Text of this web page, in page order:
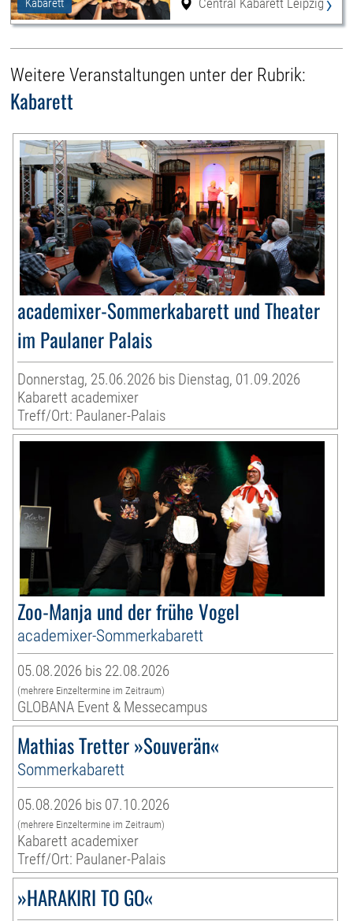
Kabarett Central Kabarett Leipzig
Weitere Veranstaltungen unter der Rubrik:
Kabarett
academixer-Sommerkabarett und Theater
im Paulaner Palais
Donnerstag, 25.06.2026 bis Dienstag, 01.09.2026
Kabarett academixer
Treff/Ort: Paulaner-Palais
Zoo-Manja und der frühe Vogel
academixer-Sommerkabarett
05.08.2026 bis 22.08.2026
(mehrere Einzeltermine im Zeitraum)
GLOBANA Event & Messecampus
Mathias Tretter »Souverän«
Sommerkabarett
05.08.2026 bis 07.10.2026
(mehrere Einzeltermine im Zeitraum)
Kabarett academixer
Treff/Ort: Paulaner-Palais
»HARAKIRI TO GO«